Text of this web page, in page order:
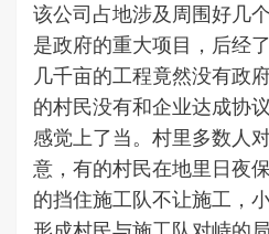
该公司占地涉及周围好几
是政府的重大项目，后经
几千亩的工程竟然没有政
的村民没有和企业达成协
感觉上了当。村里多数人
意，有的村民在地里日夜
的挡住施工队不让施工，